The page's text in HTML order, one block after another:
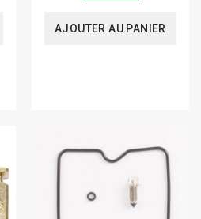
AJOUTER AU PANIER